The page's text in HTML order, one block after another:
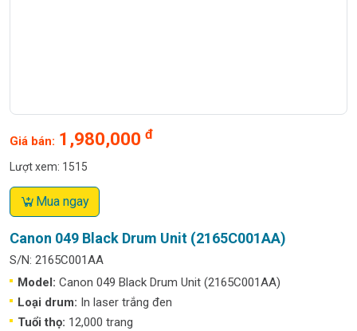
Canon 049 Black Drum Unit (2165C001AA)
S/N: 2165C001AA
Model: Canon 049 Black Drum Unit (2165C001AA)
Loại drum: In laser trắng đen
Tuổi thọ: 12,000 trang
Giá bán: 1,980,000 đ
Lượt xem: 1515
Mua ngay